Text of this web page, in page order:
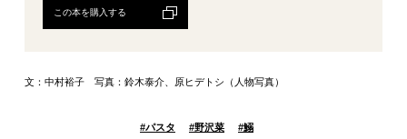
この本を購入する
文：中村裕子 写真：鈴木泰介、原ヒデトシ（人物写真）
#パスタ #野沢菜 #鰯